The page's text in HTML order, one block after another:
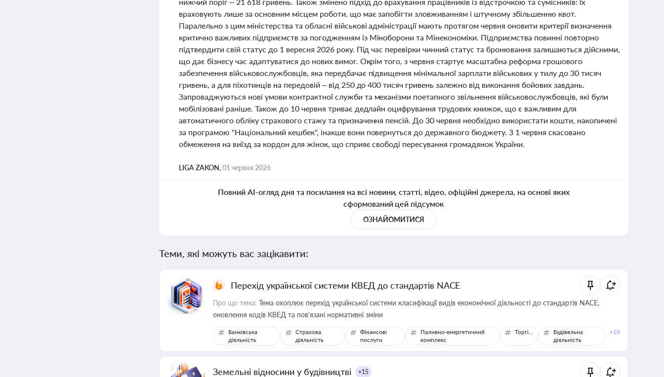
враховують лише за основним місцем роботи, що має запобігти зловживанням і штучному збільшенню квот.
Паралельно з цим міністерства та обласні військові адміністрації мають протягом червня оновити критерії визначення
критично важливих підприємств за погодженням із Міноборони та Мінекономіки. Підприємства повинні повторно
підтвердити свій статус до 1 вересня 2026 року. Під час перевірки чинний статус та бронювання залишаються дійсними,
що дає бізнесу час адаптуватися до нових вимог. Окрім того, з червня стартує масштабна реформа грошового
забезпечення військовослужбовців, яка передбачає підвищення мінімальної зарплати військових у тилу до 30 тисяч
гривень, а для піхотинців на передовій – від 250 до 400 тисяч гривень залежно від виконання бойових завдань.
Запроваджуються нові умови контрактної служби та механізми поетапного звільнення військовослужбовців, які були
мобілізовані раніше. Також до 10 червня триває дедлайн оцифрування трудових книжок, що є важливим для
автоматичного обліку страхового стажу та призначення пенсій. До 30 червня необхідно використати кошти, накопичені
за програмою "Національний кешбек", інакше вони повернуться до державного бюджету. З 1 червня скасовано
обмеження на виїзд за кордон для жінок, що сприяє свободі пересування громадянок України.
LIGA ZAKON,01 червня 2026
Повний AI-огляд дня та посилання на всі новини, статті, відео, офіційні джерела, на основі яких
сформований цей підсумок
ОЗНАЙОМИТИСЯ
Теми, які можуть вас зацікавити:
Перехід української системи КВЕД до стандартів NACE
Про що тема: Тема охоплює перехід української системи класифікації видів економічної діяльності до стандартів NACE,
оновлення кодів КВЕД та пов'язані нормативні зміни
Банківська
діяльність
Страхова
діяльність
Фінансові
послуги
Паливно-енергетичний
комплекс
Торгівля
Будівельна
діяльність
+10
Земельні відносини у будівництві +15